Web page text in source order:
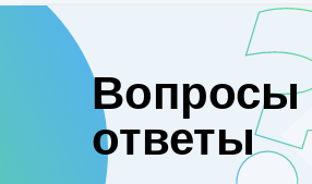
Вопросы
ответы